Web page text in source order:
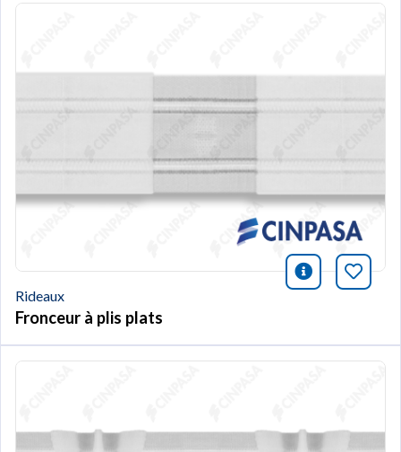
icono
Rideaux
Fronceur à plis plats